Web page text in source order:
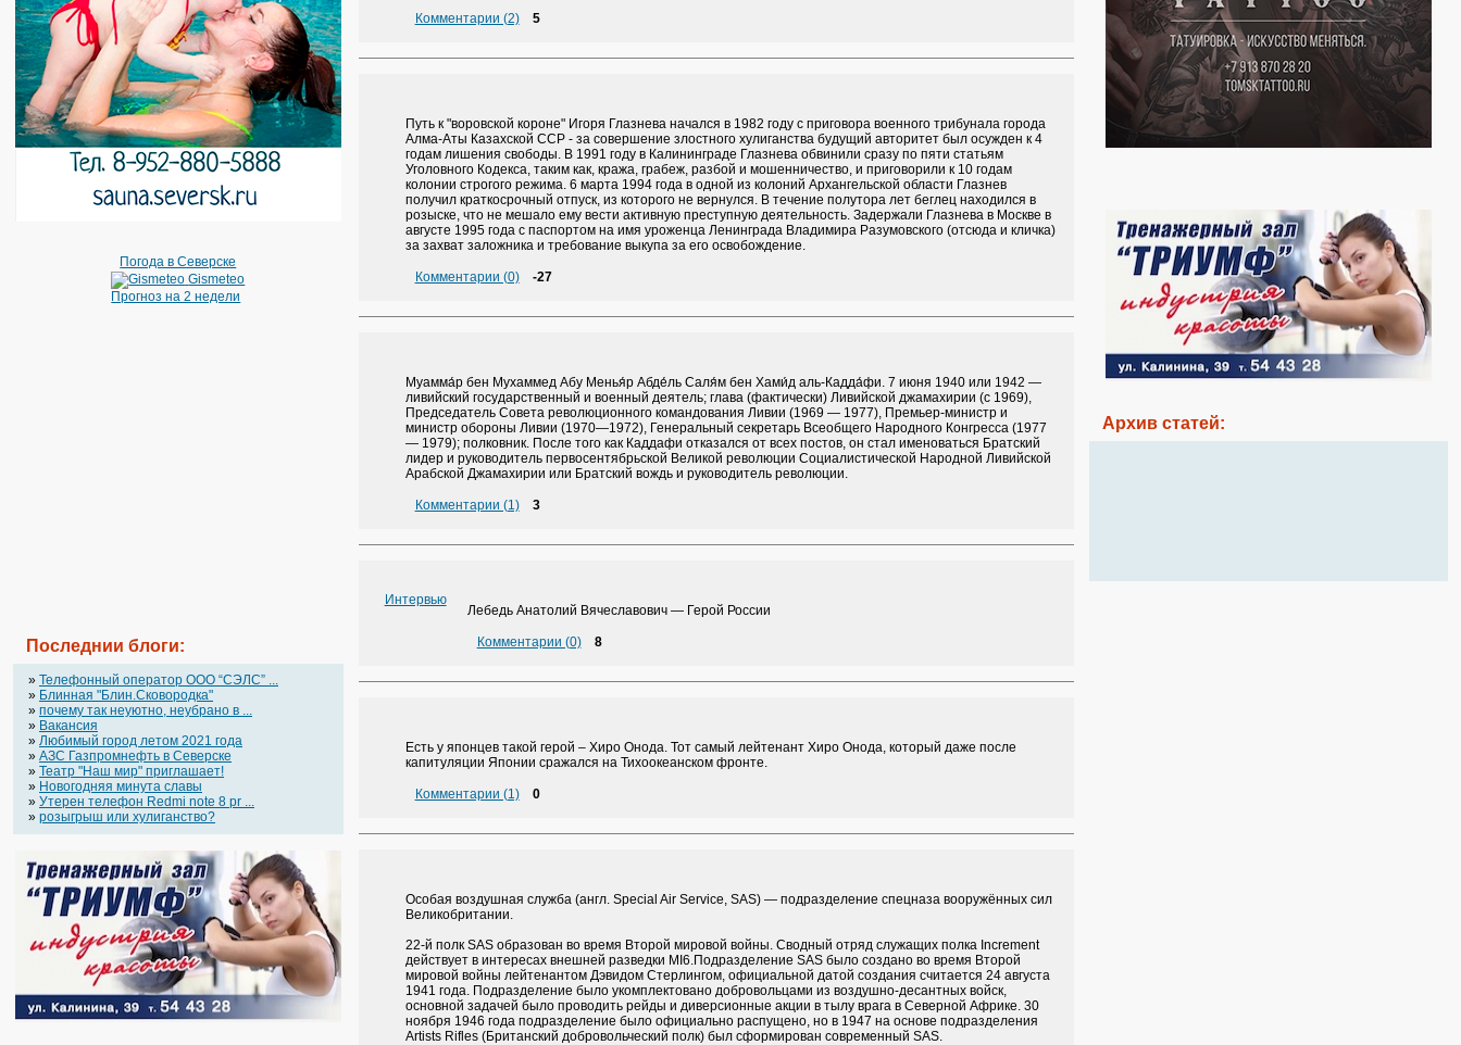
Погода в Северске
Gismeteo
Прогноз на 2 недели
Последнии блоги:
» Телефонный оператор OOO “СЭЛС” ...
» Блинная "Блин.Сковородка"
» почему так неуютно, неубрано в ...
» Вакансия
» Любимый город летом 2021 года
» АЗС Газпромнефть в Северске
» Театр "Наш мир" приглашает!
» Новогодняя минута славы
» Утерен телефон Redmi note 8 pr ...
» розыгрыш или хулиганство?
Комментарии (2) 5
Путь к "воровской короне" Игоря Глазнева начался в 1982 году с приговора военного трибунала города
Алма-Аты Казахской ССР - за совершение злостного хулиганства будущий авторитет был осужден к 4
годам лишения свободы. В 1991 году в Калининграде Глазнева обвинили сразу по пяти статьям
Уголовного Кодекса, таким как, кража, грабеж, разбой и мошенничество, и приговорили к 10 годам
колонии строгого режима. 6 марта 1994 года в одной из колоний Архангельской области Глазнев
получил краткосрочный отпуск, из которого не вернулся. В течение полутора лет беглец находился в
розыске, что не мешало ему вести активную преступную деятельность. Задержали Глазнева в Москве в
августе 1995 года с паспортом на имя уроженца Ленинграда Владимира Разумовского (отсюда и кличка)
за захват заложника и требование выкупа за его освобождение.
Комментарии (0) -27
Муамма́р бен Мухаммед Абу Менья́р Абде́ль Саля́м бен Хами́д аль-Кадда́фи. 7 июня 1940 или 1942 —
ливийский государственный и военный деятель; глава (фактически) Ливийской джамахирии (с 1969),
Председатель Совета революционного командования Ливии (1969 — 1977), Премьер-министр и
министр обороны Ливии (1970—1972), Генеральный секретарь Всеобщего Народного Конгресса (1977
— 1979); полковник. После того как Каддафи отказался от всех постов, он стал именоваться Братский
лидер и руководитель первосентябрьской Великой революции Социалистической Народной Ливийской
Арабской Джамахирии или Братский вождь и руководитель революции.
Комментарии (1) 3
Интервью
Лебедь Анатолий Вячеславович — Герой России
Комментарии (0) 8
Есть у японцев такой герой – Хиро Онода. Тот самый лейтенант Хиро Онода, который даже после
капитуляции Японии сражался на Тихоокеанском фронте.
Комментарии (1) 0
Особая воздушная служба (англ. Special Air Service, SAS) — подразделение спецназа вооружённых сил
Великобритании.
22-й полк SAS образован во время Второй мировой войны. Сводный отряд служащих полка Increment
действует в интересах внешней разведки MI6.Подразделение SAS было создано во время Второй
мировой войны лейтенантом Дэвидом Стерлингом, официальной датой создания считается 24 августа
1941 года. Подразделение было укомплектовано добровольцами из воздушно-десантных войск,
основной задачей было проводить рейды и диверсионные акции в тылу врага в Северной Африке. 30
ноября 1946 года подразделение было официально распущено, но в 1947 на основе подразделения
Artists Rifles (Британский добровольческий полк) был сформирован современный SAS.
Архив статей: